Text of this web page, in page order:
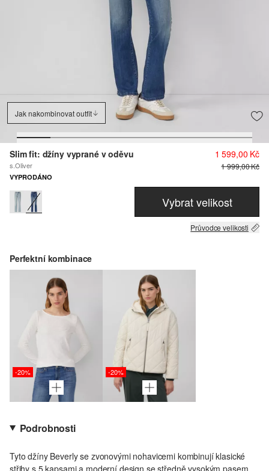
Jak nakombinovat outfit
Slim fit: džíny vyprané v oděvu
s.Oliver
1 599,00 Kč
1 999,00 Kč
VYPRODÁNO
Vybrat velikost
Průvodce velikosti
Perfektní kombinace
-20% -20%
Podrobnosti
Tyto džíny Beverly se zvonovými nohavicemi kombinují klasické
střihy s 5 kapsami a moderní design se středně vysokým pasem.